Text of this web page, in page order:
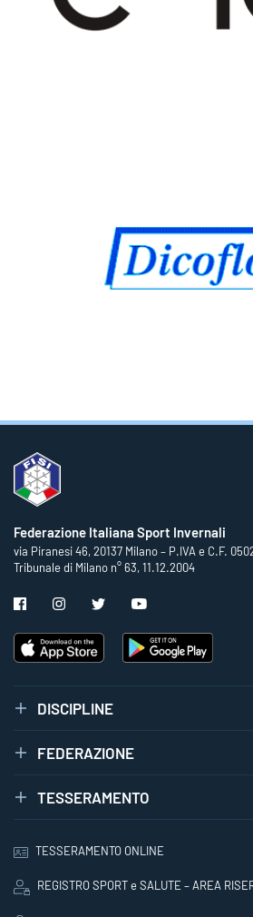
Federazione Italiana Sport Invernali
via Piranesi 46, 20137 Milano – P.IVA e C.F.
Tribunale di Milano n° 63, 11.12.2004
DISCIPLINE
FEDERAZIONE
TESSERAMENTO
TESSERAMENTO ONLINE
REGISTRO SPORT e SALUTE – AREA